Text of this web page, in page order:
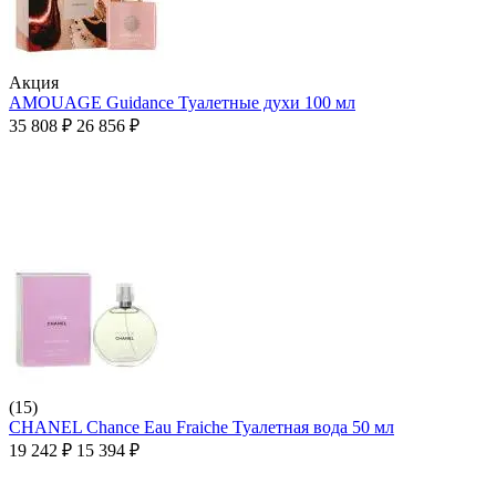
Aкция
AMOUAGE Guidance Туалетные духи 100 мл
35 808 ₽ 26 856 ₽
(15)
CHANEL Chance Eau Fraiche Туалетная вода 50 мл
19 242 ₽ 15 394 ₽